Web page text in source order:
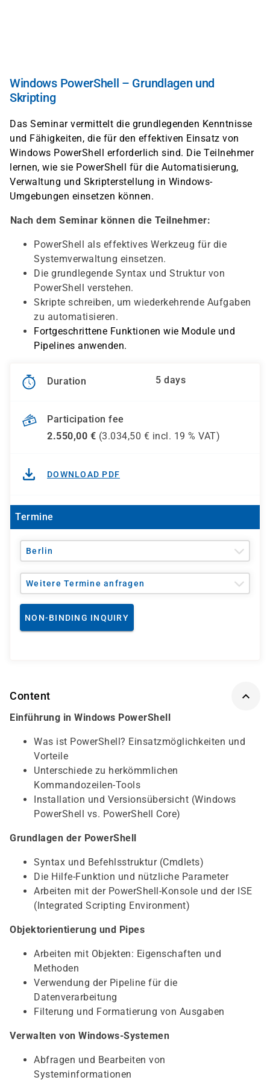
Windows PowerShell – Grundlagen und
Skripting
Das Seminar vermittelt die grundlegenden Kenntnisse
und Fähigkeiten, die für den effektiven Einsatz von
Windows PowerShell erforderlich sind. Die Teilnehmer
lernen, wie sie PowerShell für die Automatisierung,
Verwaltung und Skripterstellung in Windows-
Umgebungen einsetzen können.
Nach dem Seminar können die Teilnehmer:
PowerShell als effektives Werkzeug für die
Systemverwaltung einsetzen.
Die grundlegende Syntax und Struktur von
PowerShell verstehen.
Skripte schreiben, um wiederkehrende Aufgaben
zu automatisieren.
Fortgeschrittene Funktionen wie Module und
Pipelines anwenden.
Duration 5 days
Participation fee
2.550,00 € (3.034,50 € incl. 19 % VAT)
DOWNLOAD PDF
Termine
Berlin
Weitere Termine anfragen
NON-BINDING INQUIRY
Content
Einführung in Windows PowerShell
Was ist PowerShell? Einsatzmöglichkeiten und
Vorteile
Unterschiede zu herkömmlichen
Kommandozeilen-Tools
Installation und Versionsübersicht (Windows
PowerShell vs. PowerShell Core)
Grundlagen der PowerShell
Syntax und Befehlsstruktur (Cmdlets)
Die Hilfe-Funktion und nützliche Parameter
Arbeiten mit der PowerShell-Konsole und der ISE
(Integrated Scripting Environment)
Objektorientierung und Pipes
Arbeiten mit Objekten: Eigenschaften und
Methoden
Verwendung der Pipeline für die
Datenverarbeitung
Filterung und Formatierung von Ausgaben
Verwalten von Windows-Systemen
Abfragen und Bearbeiten von
Systeminformationen